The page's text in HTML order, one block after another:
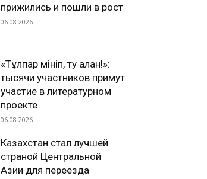
прижились и пошли в рост
06.08.2026
«Тұлпар мініп, ту алған!»:
тысячи участников примут
участие в литературном
проекте
06.08.2026
Казахстан стал лучшей
страной Центральной
Азии для переезда